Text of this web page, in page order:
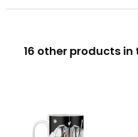
16 other products